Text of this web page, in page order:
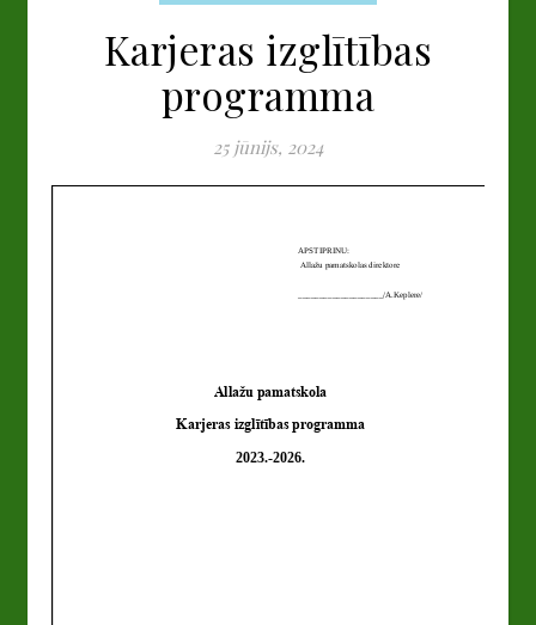
Karjeras izglītības
programma
25 jūnijs, 2024